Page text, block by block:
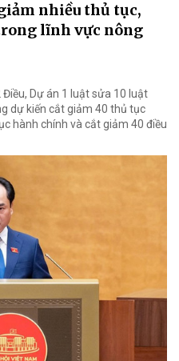
nhiều thủ tục,
lĩnh vực nông
Dự án 1 luật sửa 10 luật
dự kiến cắt giảm 40 thủ tục
hành chính và cắt giảm 40 điều